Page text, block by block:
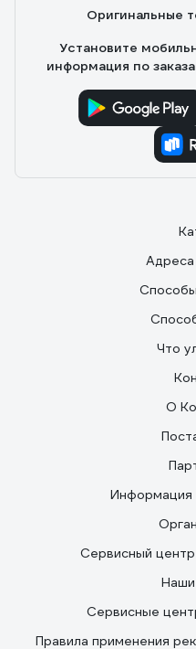
Оригинальные
Установите
информация по
Адреса
Что
О
Информация
Сервисный
Наши
Сервисные
Правила применения